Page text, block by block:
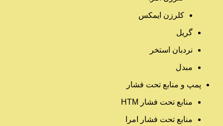
کلرزن ایمکس
گریل
نردبان استخر
مبدل
پمپ و منابع تحت فشار
منابع تحت فشار HTM‎
منابع تحت فشار امرا